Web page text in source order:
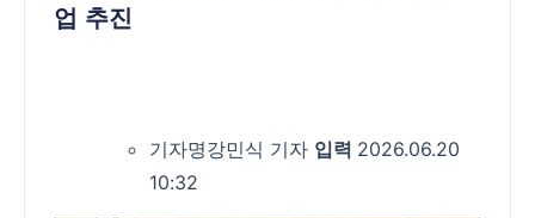
업 추진
기자명강민식 기자 입력 2026.06.20
10:32